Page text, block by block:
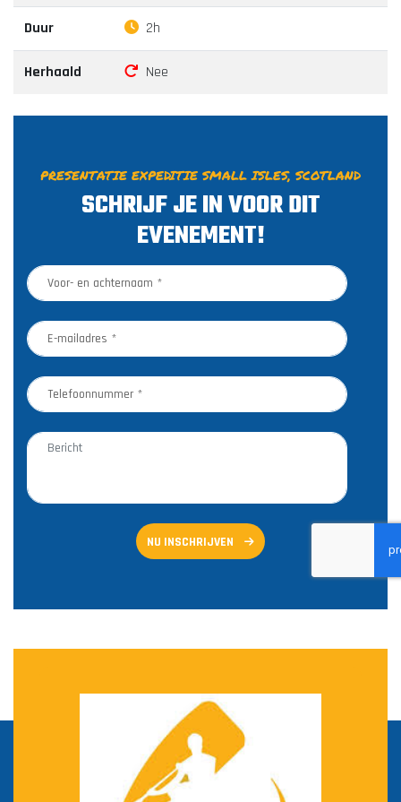
Duur 2h
Herhaald Nee
PRESENTATIE EXPEDITIE SMALL ISLES, SCOTLAND
SCHRIJF JE IN VOOR DIT
EVENEMENT!
NU INSCHRIJVEN